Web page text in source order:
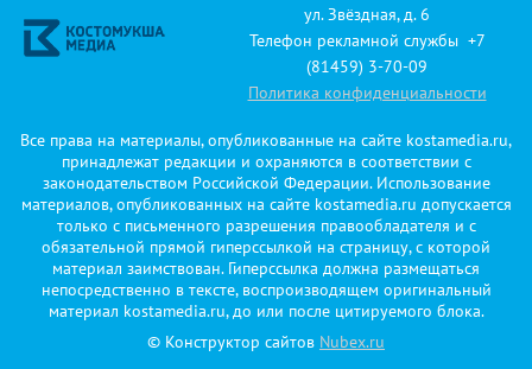
ул. Звёздная, д. 6
Телефон рекламной службы +7
(81459) 3-70-09
Политика конфиденциальности
Все права на материалы, опубликованные на сайте kostamedia.ru,
принадлежат редакции и охраняются в соответствии с
законодательством Российской Федерации. Использование
материалов, опубликованных на сайте kostamedia.ru допускается
только с письменного разрешения правообладателя и с
обязательной прямой гиперссылкой на страницу, с которой
материал заимствован. Гиперссылка должна размещаться
непосредственно в тексте, воспроизводящем оригинальный
материал kostamedia.ru, до или после цитируемого блока.
© Конструктор сайтов Nubex.ru